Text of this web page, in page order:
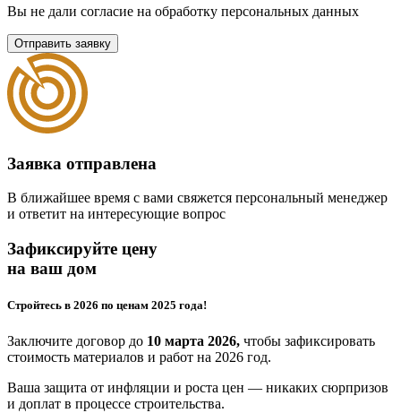
Вы не дали согласие на обработку персональных данных
Отправить заявку
Заявка отправлена
В ближайшее время с вами свяжется персональный менеджер
и ответит на интересующие вопрос
Зафиксируйте цену
на ваш дом
Стройтесь в 2026 по ценам 2025 года!
Заключите договор до 10 марта 2026, чтобы зафиксировать
стоимость материалов и работ на 2026 год.
Ваша защита от инфляции и роста цен — никаких сюрпризов
и доплат в процессе строительства.